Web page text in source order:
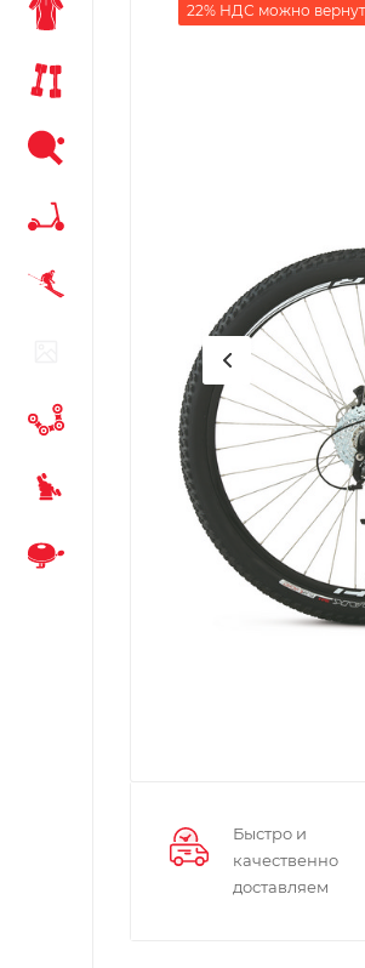
22% НДС можно
Быстро и
качественно
доставляем